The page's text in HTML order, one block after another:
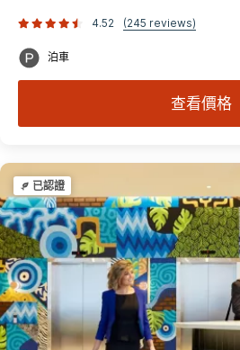
4.52 (245 reviews)
泊車
查看價格
已認證